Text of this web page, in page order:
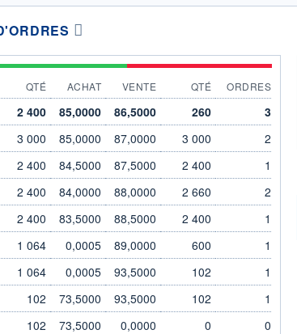
QTÉ ACHAT VENTE QTÉ ORDRES
2 400 85,0000 86,5000 260
3
3 000 85,0000 87,0000 3 000
2
2 400 84,5000 87,5000 2 400
1
2 400 84,0000 88,0000 2 660
2
2 400 83,5000 88,5000 2 400
1
1 064 0,0005 89,0000 600
1
1 064 0,0005 93,5000 102
1
102 73,5000 93,5000 102
1
102 73,5000 0,0000 0
0